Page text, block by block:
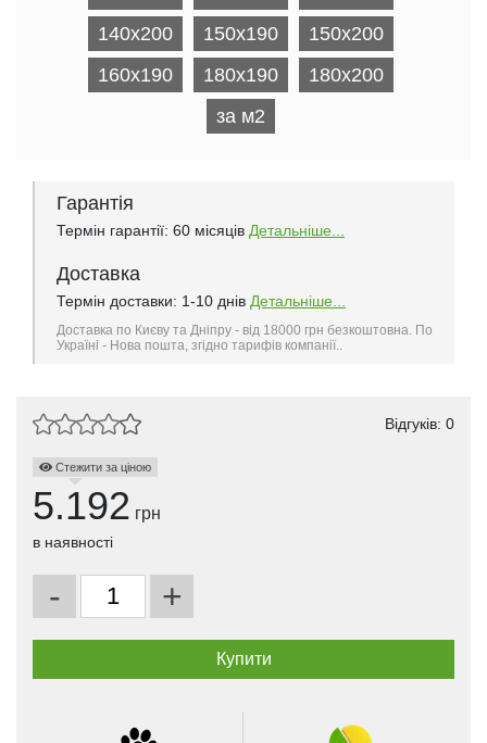
140x200
150x190
150x200
160x190
180x190
180x200
за м2
Гарантія
Термін гарантії: 60 місяців Детальніше...
Доставка
Термін доставки: 1-10 днів Детальніше...
Доставка по Києву та Дніпру - від 18000 грн безкоштовна. По
Україні - Нова пошта, згідно тарифів компанії..
Відгуків: 0
Стежити за ціною
5.192 грн
в наявності
- +